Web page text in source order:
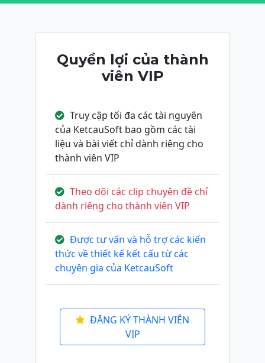
Quyền lợi của thành
viên VIP
Truy cập tối đa các tài nguyên
của KetcauSoft bao gồm các tài
liệu và bài viết chỉ dành riêng cho
thành viên VIP
Theo dõi các clip chuyên đề chỉ
dành riêng cho thành viên VIP
Được tư vấn và hỗ trợ các kiến
thức về thiết kế kết cấu từ các
chuyên gia của KetcauSoft
ĐĂNG KÝ THÀNH VIÊN
VIP